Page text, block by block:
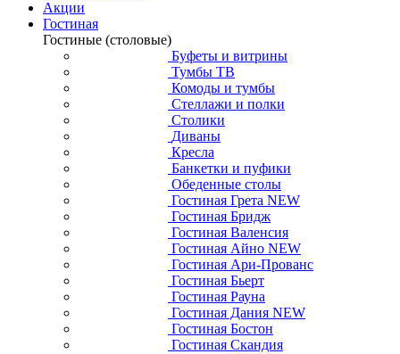
Акции
Гостиная
Гостиные (столовые)
Буфеты и витрины
Тумбы ТВ
Комоды и тумбы
Стеллажи и полки
Столики
Диваны
Кресла
Банкетки и пуфики
Обеденные столы
Гостиная Грета NEW
Гостиная Бридж
Гостиная Валенсия
Гостиная Айно NEW
Гостиная Ари-Прованс
Гостиная Бьерт
Гостиная Рауна
Гостиная Дания NEW
Гостиная Бостон
Гостиная Скандия